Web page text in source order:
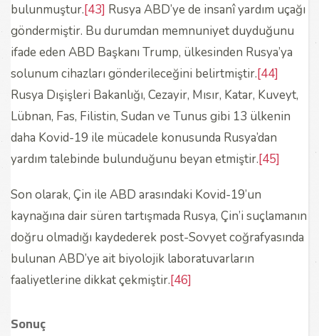
bulunmuştur.[43] Rusya ABD’ye de insanî yardım uçağı
göndermiştir. Bu durumdan memnuniyet duyduğunu
ifade eden ABD Başkanı Trump, ülkesinden Rusya’ya
solunum cihazları gönderileceğini belirtmiştir.[44]
Rusya Dışişleri Bakanlığı, Cezayir, Mısır, Katar, Kuveyt,
Lübnan, Fas, Filistin, Sudan ve Tunus gibi 13 ülkenin
daha Kovid-19 ile mücadele konusunda Rusya’dan
yardım talebinde bulunduğunu beyan etmiştir.[45]
Son olarak, Çin ile ABD arasındaki Kovid-19’un
kaynağına dair süren tartışmada Rusya, Çin’i suçlamanın
doğru olmadığı kaydederek post-Sovyet coğrafyasında
bulunan ABD’ye ait biyolojik laboratuvarların
faaliyetlerine dikkat çekmiştir.[46]
Sonuç